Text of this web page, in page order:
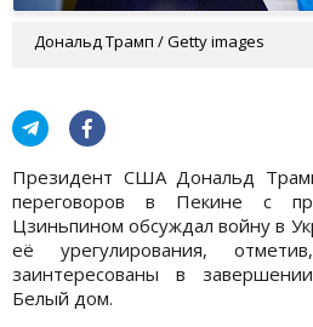
Дональд Трамп / Getty images
Президент США Дональд
переговоров в Пекине с
Цзиньпином обсуждал войну в
её урегулирования,
заинтересованы в
Белый дом.